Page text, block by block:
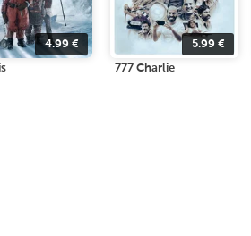
4.99 € 5.99€
777 Charlie